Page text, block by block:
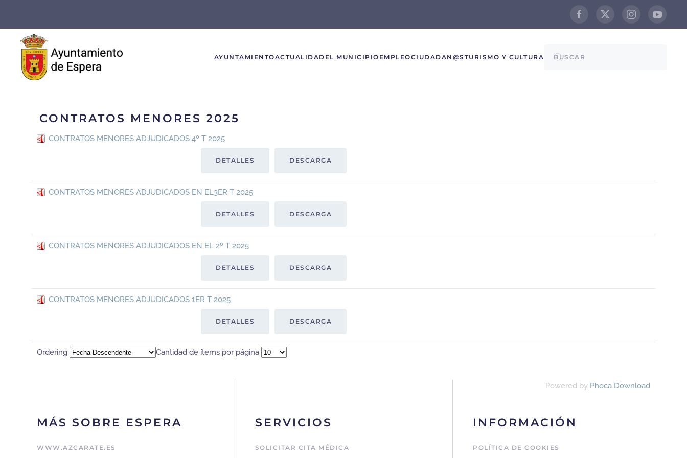
Skip to main content
AYUNTAMIENTOACTUALIDAD EL MUNICIPIO EMPLEOCIUDADAN@S TURISMO Y CULTURA
CONTRATOS MENORES 2025
CONTRATOS MENORES ADJUDICADOS 4º T 2025
DESCARGA
DETALLES
CONTRATOS MENORES ADJUDICADOS EN EL3ER T 2025
DESCARGA
DETALLES
CONTRATOS MENORES ADJUDICADOS EN EL 2º T 2025
DESCARGA
DETALLES
CONTRATOS MENORES ADJUDICADOS 1ER T 2025
DESCARGA
DETALLES
Ordering Cantidad de ítems por página
Powered by Phoca Download
MÁS SOBRE ESPERA
WWW.AZCARATE.ES
SERVICIOS
SOLICITAR CITA MÉDICA
INFORMACIÓN
POLÍTICA DE COOKIES